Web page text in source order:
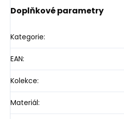
Doplňkové parametry
Kategorie:
EAN:
Kolekce:
Materiál: